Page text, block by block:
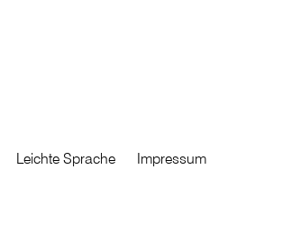
Leichte Sprache Impressum